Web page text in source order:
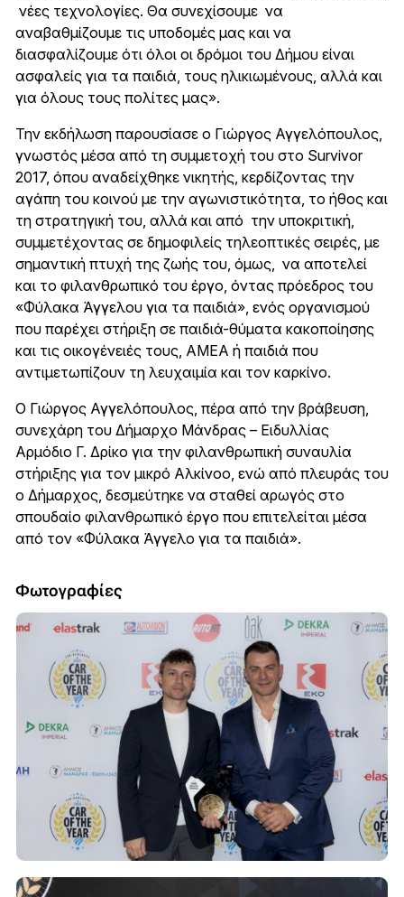
νέες τεχνολογίες. Θα συνεχίσουμε να
αναβαθμίζουμε τις υποδομές μας και να
διασφαλίζουμε ότι όλοι οι δρόμοι του Δήμου είναι
ασφαλείς για τα παιδιά, τους ηλικιωμένους, αλλά και
για όλους τους πολίτες μας».
Την εκδήλωση παρουσίασε ο Γιώργος Αγγελόπουλος,
γνωστός μέσα από τη συμμετοχή του στο Survivor
2017, όπου αναδείχθηκε νικητής, κερδίζοντας την
αγάπη του κοινού με την αγωνιστικότητα, το ήθος και
τη στρατηγική του, αλλά και από την υποκριτική,
συμμετέχοντας σε δημοφιλείς τηλεοπτικές σειρές, με
σημαντική πτυχή της ζωής του, όμως, να αποτελεί
και το φιλανθρωπικό του έργο, όντας πρόεδρος του
«Φύλακα Άγγελου για τα παιδιά», ενός οργανισμού
που παρέχει στήριξη σε παιδιά-θύματα κακοποίησης
και τις οικογένειές τους, ΑΜΕΑ ή παιδιά που
αντιμετωπίζουν τη λευχαιμία και τον καρκίνο.
Ο Γιώργος Αγγελόπουλος, πέρα από την βράβευση,
συνεχάρη του Δήμαρχο Μάνδρας – Ειδυλλίας
Αρμόδιο Γ. Δρίκο για την φιλανθρωπική συναυλία
στήριξης για τον μικρό Αλκίνοο, ενώ από πλευράς του
ο Δήμαρχος, δεσμεύτηκε να σταθεί αρωγός στο
σπουδαίο φιλανθρωπικό έργο που επιτελείται μέσα
από τον «Φύλακα Άγγελο για τα παιδιά».
Φωτογραφίες